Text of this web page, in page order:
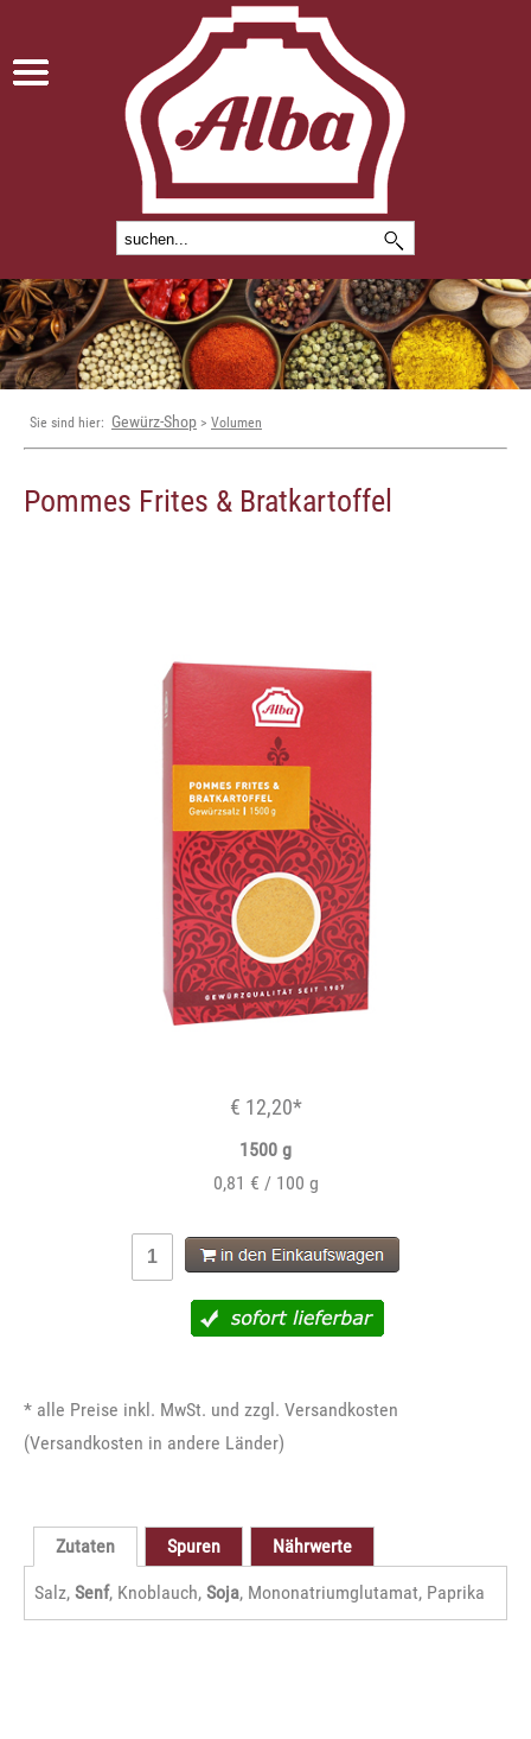
Sie sind hier: Gewürz-Shop > Volumen
Pommes Frites & Bratkartoffel
€ 12,20*
1500 g
0,81 € / 100 g
* alle Preise inkl. MwSt. und zzgl. Versandkosten
(Versandkosten in andere Länder)
Zutaten
Salz, Senf, Knoblauch, Soja, Mononatriumglutamat, Paprika
Spuren Nährwerte